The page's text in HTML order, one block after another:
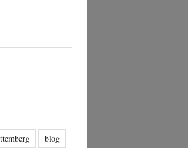
blog